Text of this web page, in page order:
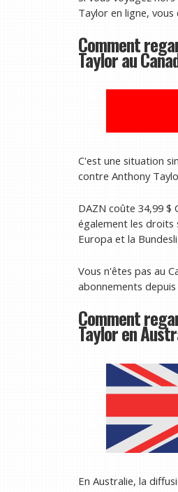
Taylor en ligne,
Comment
Taylor au
C'est une situation
contre Anthony
DAZN coûte 34,99 $
également les droits
Europa et la
Vous n'êtes pas au
abonnements
Comment
Taylor en
En Australie, la